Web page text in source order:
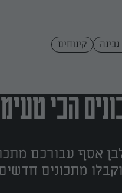
קינוחים
הכי
אסף עבורכם
מתכונים